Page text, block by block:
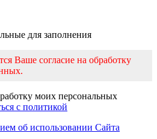
для заполнения
Ваше согласие на обработку
моих персональных
с политикой
об использовании Сайта